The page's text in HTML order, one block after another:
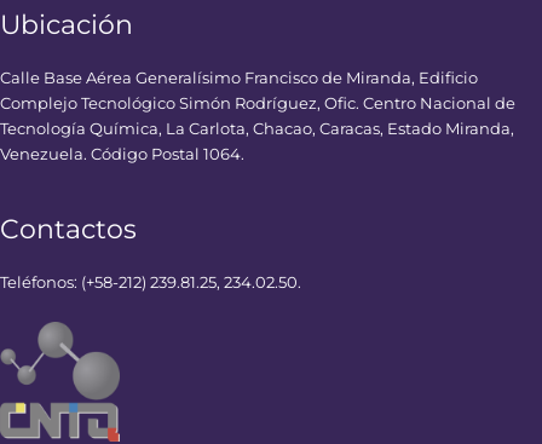
Ubicación
Calle Base Aérea Generalísimo Francisco de Miranda, Edificio
Complejo Tecnológico Simón Rodríguez, Ofic. Centro Nacional de
Tecnología Química, La Carlota, Chacao, Caracas, Estado Miranda,
Venezuela. Código Postal 1064.
Contactos
Teléfonos: (+58-212) 239.81.25, 234.02.50.